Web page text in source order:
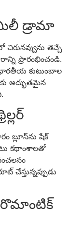
డ్రామా
తెచ్చే
ప్రారంభించండి.
భారతీయ కుటుంబాల
అద్భుతమైన
బ్లూస్‌ను షేక్
కథాంశాలతో
చేస్తున్నప్పుడు
రొమాంటిక్